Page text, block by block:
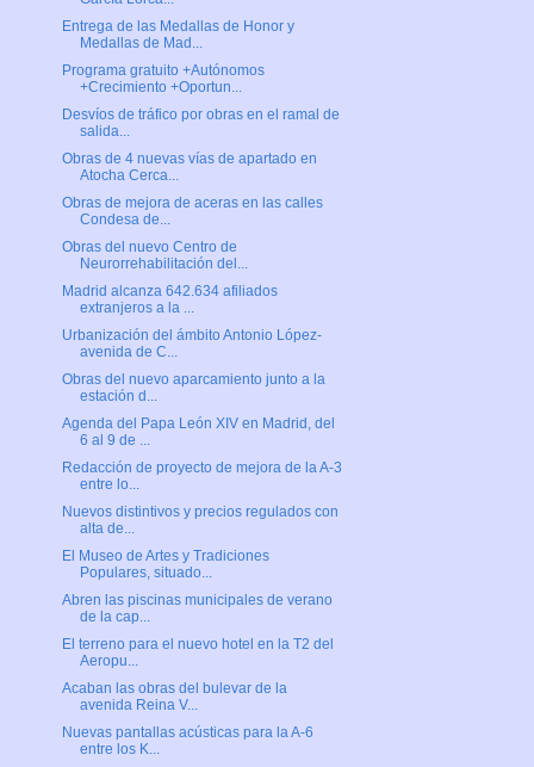
Entrega de las Medallas de Honor y
Medallas de Mad...
Programa gratuito +Autónomos
+Crecimiento +Oportun...
Desvíos de tráfico por obras en el ramal de
salida...
Obras de 4 nuevas vías de apartado en
Atocha Cerca...
Obras de mejora de aceras en las calles
Condesa de...
Obras del nuevo Centro de
Neurorrehabilitación del...
Madrid alcanza 642.634 afiliados
extranjeros a la ...
Urbanización del ámbito Antonio López-
avenida de C...
Obras del nuevo aparcamiento junto a la
estación d...
Agenda del Papa León XIV en Madrid, del
6 al 9 de ...
Redacción de proyecto de mejora de la A-3
entre lo...
Nuevos distintivos y precios regulados con
alta de...
El Museo de Artes y Tradiciones
Populares, situado...
Abren las piscinas municipales de verano
de la cap...
El terreno para el nuevo hotel en la T2 del
Aeropu...
Acaban las obras del bulevar de la
avenida Reina V...
Nuevas pantallas acústicas para la A-6
entre los K...